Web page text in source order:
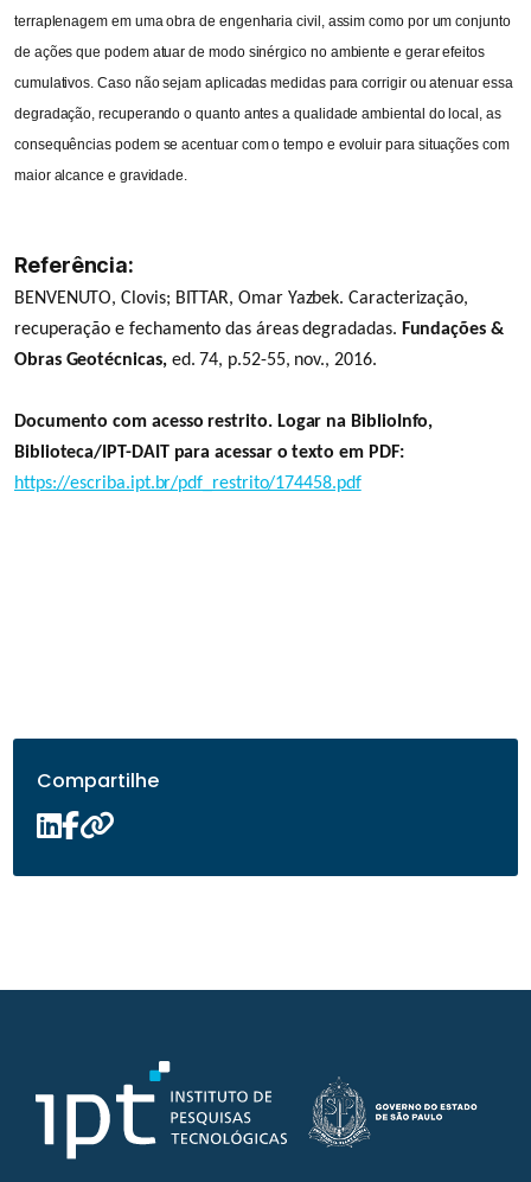
terraplenagem em uma obra de engenharia civil, assim como por um conjunto
de ações que podem atuar de modo sinérgico no ambiente e gerar efeitos
cumulativos. Caso não sejam aplicadas medidas para corrigir ou atenuar essa
degradação, recuperando o quanto antes a qualidade ambiental do local, as
consequências podem se acentuar com o tempo e evoluir para situações com
maior alcance e gravidade.
Referência:
BENVENUTO, Clovis; BITTAR, Omar Yazbek. Caracterização,
recuperação e fechamento das áreas degradadas. Fundações &
Obras Geotécnicas,ed. 74, p.52-55, nov., 2016.
Documento com acesso restrito. Logar na BiblioInfo,
Biblioteca/IPT-DAIT para acessar o texto em PDF:
https://escriba.ipt.br/pdf_restrito/174458.pdf
Compartilhe